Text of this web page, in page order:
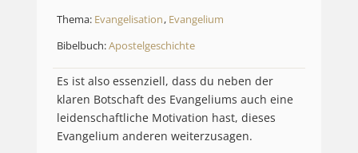
Thema: Evangelisation, Evangelium
Bibelbuch:Apostelgeschichte
Es ist also essenziell, dass du neben der
klaren Botschaft des Evangeliums auch eine
leidenschaftliche Motivation hast, dieses
Evangelium anderen weiterzusagen.